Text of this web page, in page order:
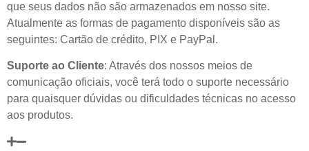
que seus dados não são armazenados em nosso site.
Atualmente as formas de pagamento disponíveis são as
seguintes: Cartão de crédito, PIX e PayPal.
Suporte ao Cliente: Através dos nossos meios de
comunicação oficiais, você terá todo o suporte necessário
para quaisquer dúvidas ou dificuldades técnicas no acesso
aos produtos.